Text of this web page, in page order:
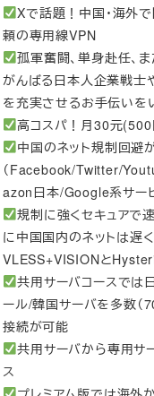
Xで話題！中国・海外
頼の専用線VPN
孤軍奮闘、単身赴任、
がんばる日本人企業戦士
を充実させるお手伝いを
高コスパ！月30元
中国のネット規制回避
（Facebook/Twitter/
azon日本/Google系サー
規制に強くセキュアで
に中国国内のネットは遅
VLESS+VISIONと
共用サーバコースでは
ール/韓国サーバを多数（
接続が可能
共用サーバから専用サ
ス